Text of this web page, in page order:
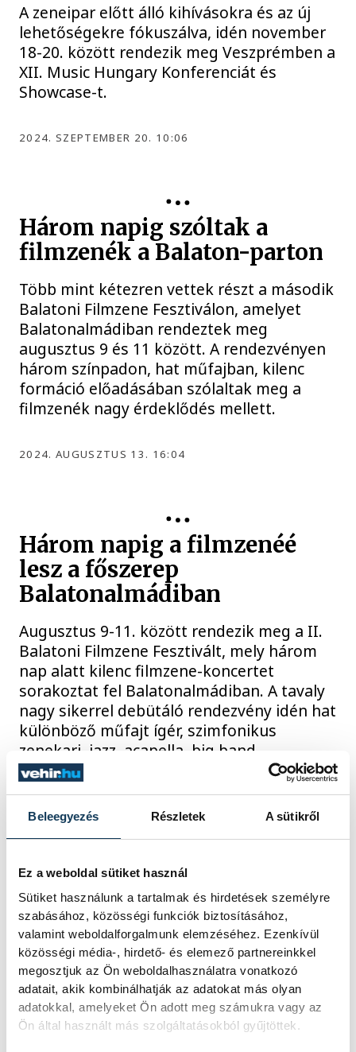
Beleegyezés Részletek A sütikről
Ez a weboldal sütiket használ
Sütiket használunk a tartalmak és hirdetések személyre
szabásához, közösségi funkciók biztosításához,
valamint weboldalforgalmunk elemzéséhez. Ezenkívül
közösségi média-, hirdető- és elemező partnereinkkel
megosztjuk az Ön weboldalhasználatra vonatkozó
adatait, akik kombinálhatják az adatokat más olyan
adatokkal, amelyeket Ön adott meg számukra vagy az
Ön által használt más szolgáltatásokból gyűjtöttek.
A zeneipar előtt álló kihívásokra és az új
lehetőségekre fókuszálva, idén november
18-20. között rendezik meg Veszprémben a
XII. Music Hungary Konferenciát és
Showcase-t.
2024. SZEPTEMBER 20. 10:06
Három napig szóltak a
filmzenék a Balaton-parton
Több mint kétezren vettek részt a második
Balatoni Filmzene Fesztiválon, amelyet
Balatonalmádiban rendeztek meg
augusztus 9 és 11 között. A rendezvényen
három színpadon, hat műfajban, kilenc
formáció előadásában szólaltak meg a
filmzenék nagy érdeklődés mellett.
2024. AUGUSZTUS 13. 16:04
Három napig a filmzenéé
lesz a főszerep
Balatonalmádiban
Augusztus 9-11. között rendezik meg a II.
Balatoni Filmzene Fesztivált, mely három
nap alatt kilenc filmzene-koncertet
sorakoztat fel Balatonalmádiban. A tavaly
nagy sikerrel debütáló rendezvény idén hat
különböző műfajt ígér, szimfonikus
zenekari, jazz, acapella, big band,
kamarazenekari és edukatív előadás
formájában. Augusztus tizedikén este hét
órától Kalmus Felicián is színpadra lép
MovieNight
fel a Casablancától a legújabb James Bond
film betétdaláig. Többek között erről
kérdeztük a csellóművészt…
2024. AUGUSZTUS 5. 23:12